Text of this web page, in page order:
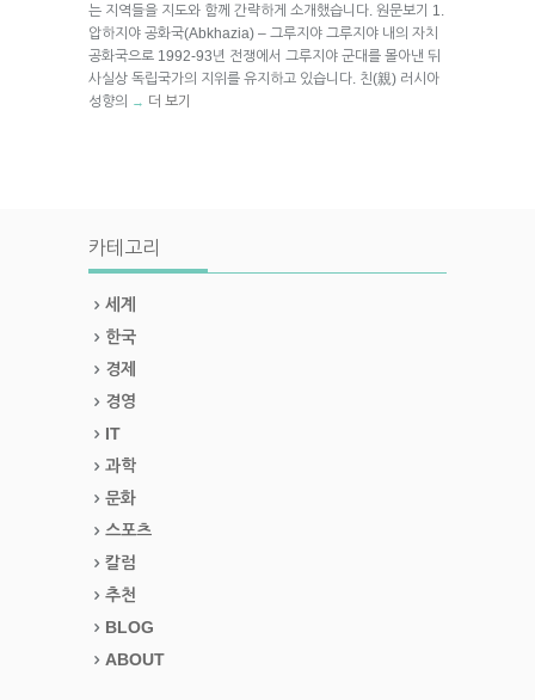
는 지역들을 지도와 함께 간략하게 소개했습니다. 원문보기 1.
압하지야 공화국(Abkhazia) – 그루지야 그루지야 내의 자치
공화국으로 1992-93년 전쟁에서 그루지야 군대를 몰아낸 뒤
사실상 독립국가의 지위를 유지하고 있습니다. 친(親) 러시아
성향의
→ 더 보기
카테고리
세계
한국
경제
경영
IT
과학
문화
스포츠
칼럼
추천
BLOG
ABOUT